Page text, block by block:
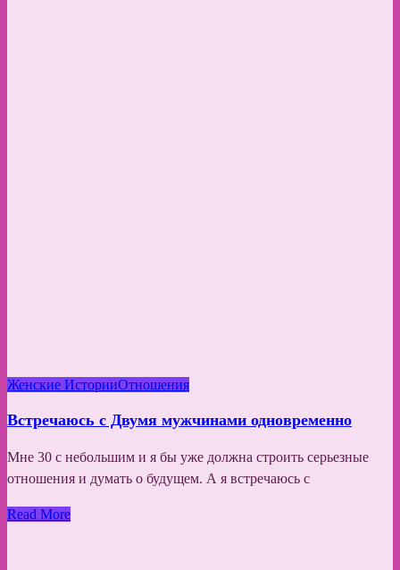
Женские ИсторииОтношения
Встречаюсь с Двумя мужчинами одновременно
Мне 30 с небольшим и я бы уже должна строить серьезные
отношения и думать о будущем. А я встречаюсь с
Read More